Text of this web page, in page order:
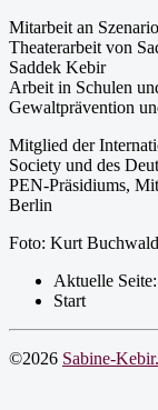
Mitarbeit an
Theaterarbeit von
Saddek Kebir
Arbeit in Schulen
Gewaltprävention
Mitglied der
Society und des
PEN-Präsidiums,
Berlin
Foto: Kurt Buchwald
Aktuelle Seite:
Start
©2026 Sabine-